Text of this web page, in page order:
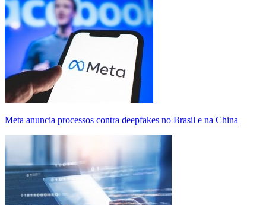
Meta anuncia processos contra deepfakes no Brasil e na China